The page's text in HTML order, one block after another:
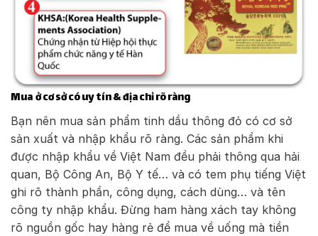
Mua ở cơ sở có uy tín & địa chỉ rõ ràng
Bạn nên mua sản phẩm tinh dầu thông đỏ có cơ sở
sản xuất và nhập khẩu rõ ràng. Các sản phẩm khi
được nhập khẩu về Việt Nam đều phải thông qua hải
quan, Bộ Công An, Bộ Y tế… và có tem phụ tiếng Việt
ghi rõ thành phần, công dụng, cách dùng… và tên
công ty nhập khẩu. Đừng ham hàng xách tay không
rõ nguồn gốc hay hàng rẻ để mua về uống mà tiền